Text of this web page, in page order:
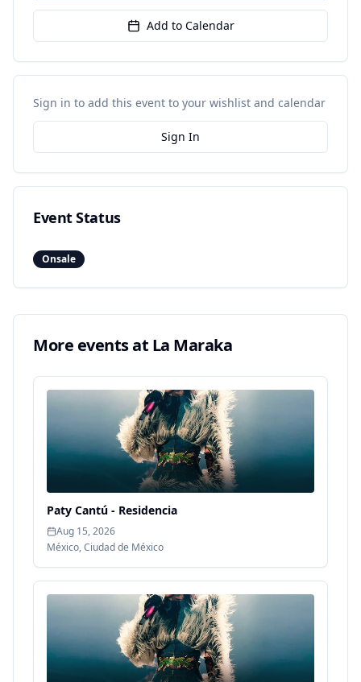
Add to Calendar
Sign in to add this event to your wishlist and calendar
Sign In
Event Status
Onsale
More events at La Maraka
Paty Cantú - Residencia
Aug 15, 2026
México,Ciudad de México